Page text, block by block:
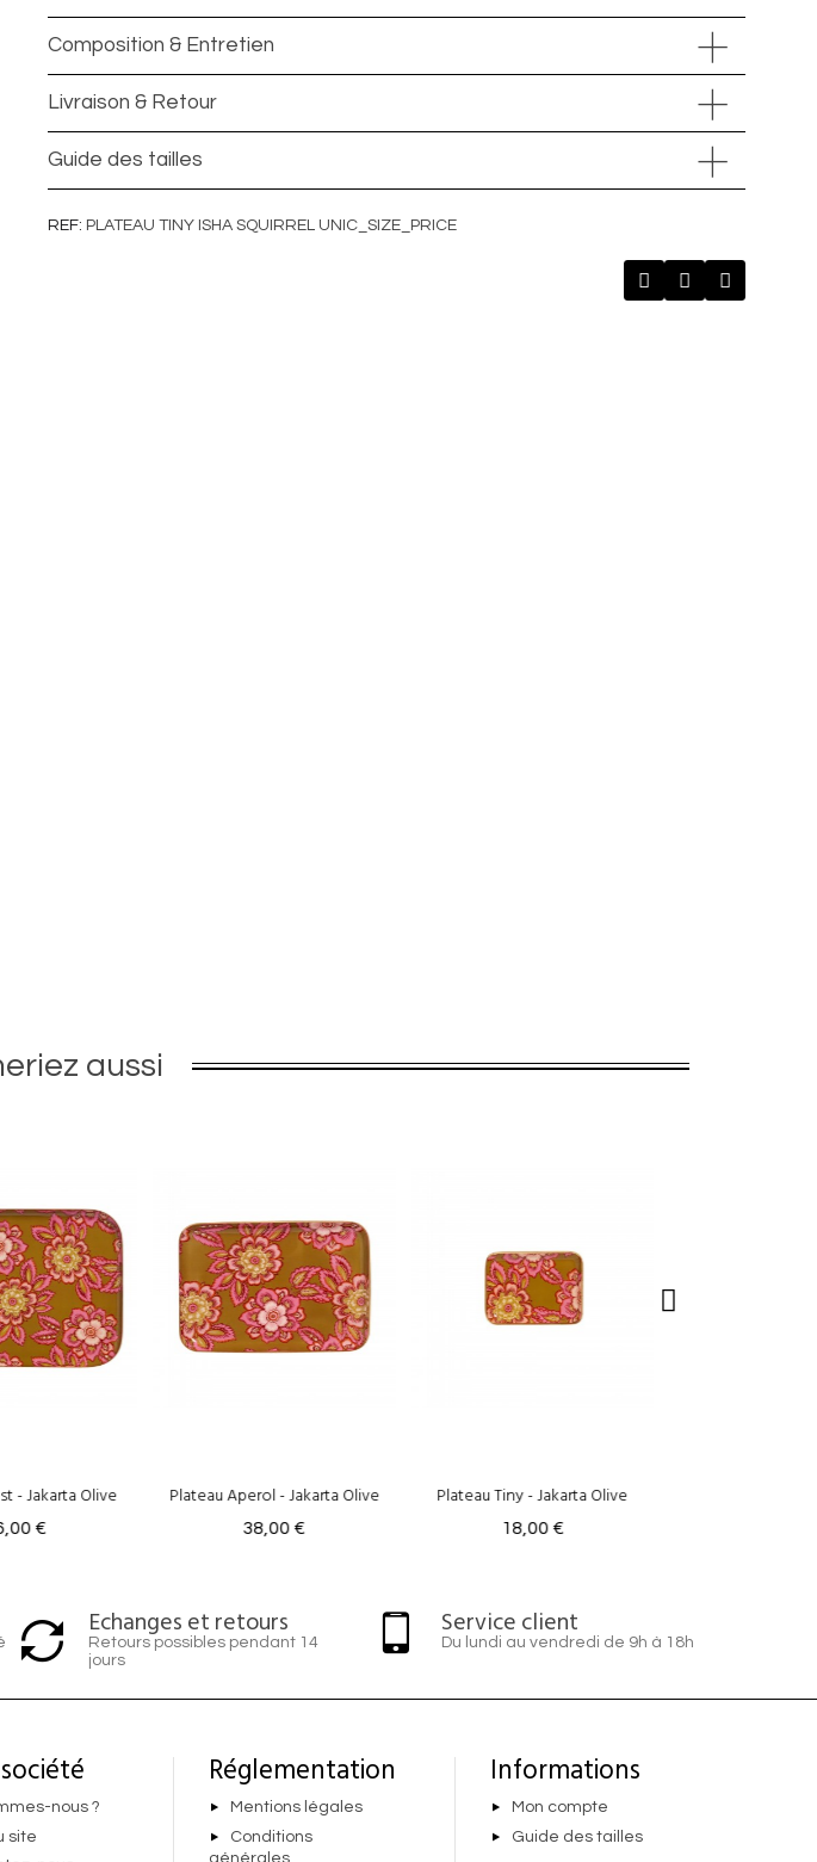
Composition & Entretien
Livraison & Retour
Guide des tailles
REF PLATEAU TINY ISHA SQUIRREL UNIC_SIZE_PRICE
aussi
- Jakarta Olive
38,00 €
Plateau Tiny - Jakarta Olive
18,00 €
Plateau Guest - Riviera Barbie
56,00 €
Echanges et retours
Retours possibles pendant 14
jours
Service client
Du lundi au vendredi de 9h à 18h
nous ?
site
Réglementation
Mentions légales
Conditions
générales
Informations
Mon compte
Guide des tailles